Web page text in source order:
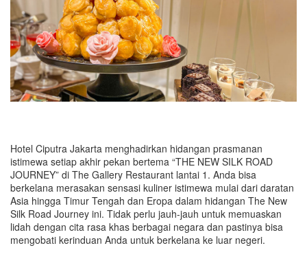
Hotel Ciputra Jakarta menghadirkan hidangan prasmanan
istimewa setiap akhir pekan bertema “THE NEW SILK ROAD
JOURNEY” di The Gallery Restaurant lantai 1. Anda bisa
berkelana merasakan sensasi kuliner istimewa mulai dari daratan
Asia hingga Timur Tengah dan Eropa dalam hidangan The New
Silk Road Journey ini. Tidak perlu jauh-jauh untuk memuaskan
lidah dengan cita rasa khas berbagai negara dan pastinya bisa
mengobati kerinduan Anda untuk berkelana ke luar negeri.